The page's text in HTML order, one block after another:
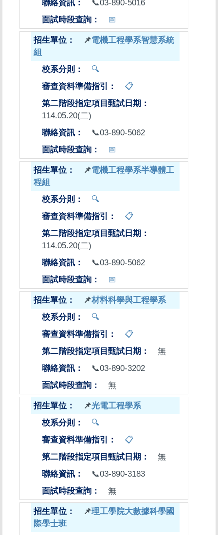
📞03-890-5016
📅
📌電機工程學系智慧系統
組
🔍
📋
114.05.20(二)
📞03-890-5062
📅
📌電機工程學系半導體工
程組
🔍
📋
114.05.20(二)
📞03-890-5062
📅
📌材料科學與工程學系
🔍
📋
無
📞03-890-3202
無
📌光電工程學系
🔍
📋
無
📞03-890-3183
無
📌理工學院大數據科學國
際學士班